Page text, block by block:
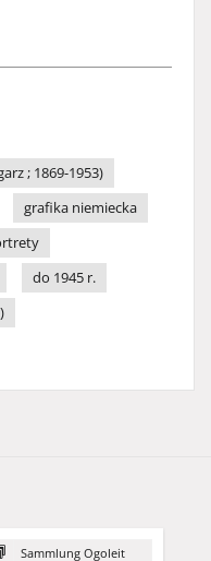
; 1869-1953)
grafika niemiecka
do 1945 r.
Sammlung Ogoleit